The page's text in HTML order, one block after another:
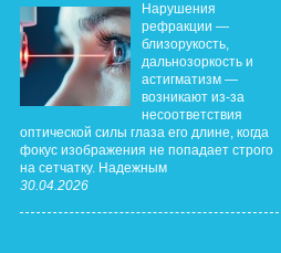
Нарушения
рефракции —
близорукость,
дальнозоркость и
астигматизм —
возникают из-за
несоответствия
оптической силы глаза его длине, когда
фокус изображения не попадает строго
на сетчатку. Надежным
30.04.2026